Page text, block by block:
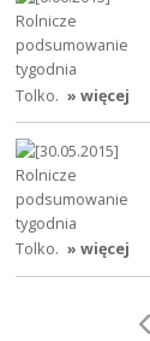
Tolko. » więcej
Tolko. » więcej